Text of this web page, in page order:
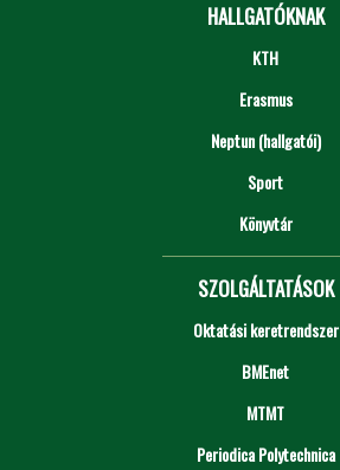
HALLGATÓKNAK
KTH
Erasmus
Neptun (hallgatói)
Sport
Könyvtár
SZOLGÁLTATÁSOK
Oktatási keretrendszer
BMEnet
MTMT
Periodica Polytechnica